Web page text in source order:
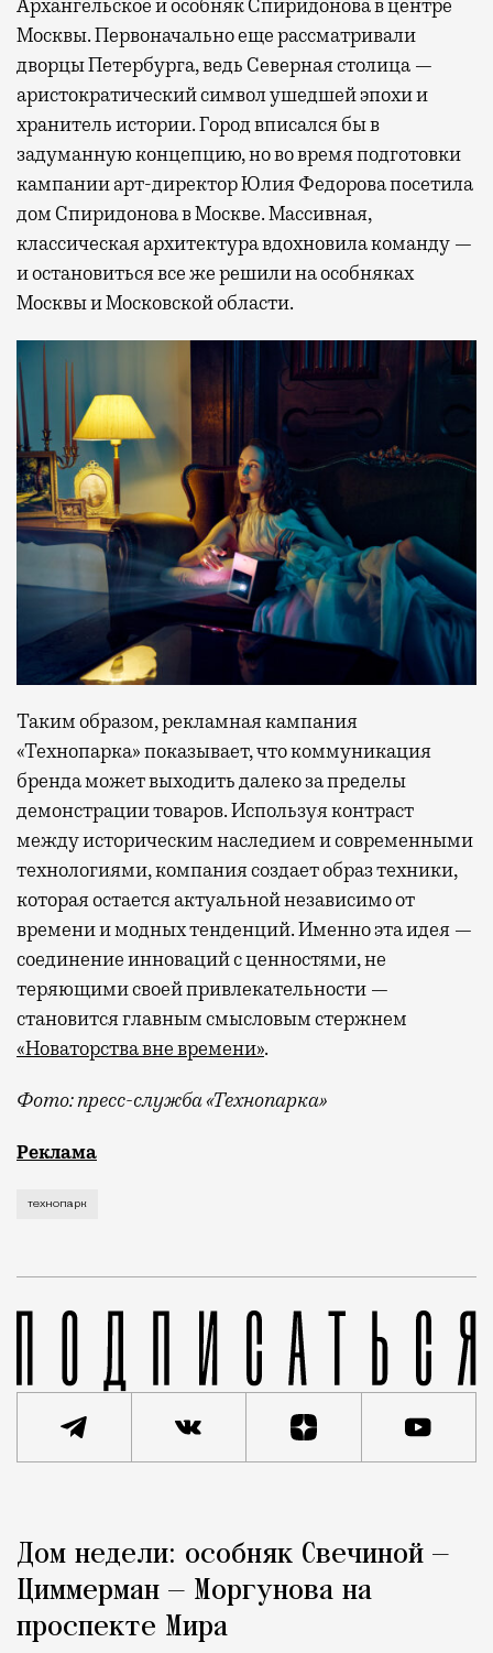
Архангельское и особняк Спиридонова в центре
Москвы. Первоначально еще рассматривали
дворцы Петербурга, ведь Северная столица —
аристократический символ ушедшей эпохи и
хранитель истории. Город вписался бы в
задуманную концепцию, но во время подготовки
кампании арт-директор Юлия Федорова посетила
дом Спиридонова в Москве. Массивная,
классическая архитектура вдохновила команду —
и остановиться все же решили на особняках
Москвы и Московской области.
Таким образом, рекламная кампания
«Технопарка» показывает, что коммуникация
бренда может выходить далеко за пределы
демонстрации товаров. Используя контраст
между историческим наследием и современными
технологиями, компания создает образ техники,
которая остается актуальной независимо от
времени и модных тенденций. Именно эта идея —
соединение инноваций с ценностями, не
теряющими своей привлекательности —
становится главным смысловым стержнем
«Новаторства вне времени».
Фото: пресс-служба «Технопарка»
Рекламные кампании техники редко выходят за
Реклама
технопарк
Город
Дом недели: особняк Свечиной —
Циммерман — Моргунова на
проспекте Мира